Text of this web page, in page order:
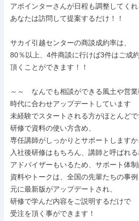
アポインターさんが日程も調整してくれ
あなたは訪問して提案するだけ！！
サカイ引越センターの商談成約率は、
80％以上、4件商談に行けば3件はご成
頂くことができます！！
～～　なんでも相談ができる風土や営
時代に合わせアップデートしています　
未経験でスタートされる方がほとんどで
研修で資料の使い方含め、
専任講師がしっかりとサポートしますか
入社後研修はもちろん、講師と呼ばれる
アドバイザーもいるため、サポート体制
資料やトークは、全国の先輩たちの事例
元に最新版がアップデートされ、
研修で学んだ内容をご説明するだけで
受注を頂く事ができます！